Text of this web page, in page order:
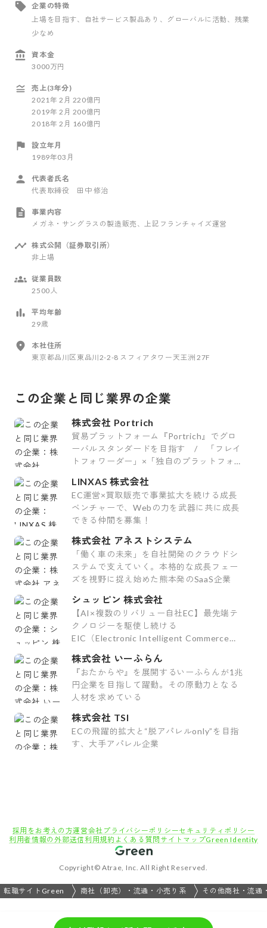
企業の特徴
上場を目指す、自社サービス製品あり 、グローバルに活動 、残業
少なめ
資本金
3000万円
売上(3年分)
2021 年 2 月 220億円
2019年 2 月 200億円
2018年 2 月 160億円
設立年月
1989年03月
代表者氏名
代表取締役 田中 修治
事業内容
メガネ・サングラスの製造販売、上記フランチャイズ運営
株式公開（証券取引所）
非上場
従業員数
2500人
平均年齢
29歳
本社住所
東京都品川区東品川2-2-8 スフィアタワー天王洲 27F
この企業と同じ業界の企業
株式会社 Portrich
貿易プラットフォーム『Portrich』でグロ
ーバルスタンダードを目指す / 「フレイ
トフォワーダー」×「独自のプラットフォー
LINXAS 株式会社
EC運営×買取販売で事業拡大を続ける成長
ベンチャーで、Webの力を武器に共に成長
できる仲間を募集！
株式会社 アネストシステム
「働く車の未来」を自社開発のクラウドシ
ステムで支えていく。本格的な成長フェー
ズを視野に捉え始めた熊本発のSaaS企業
シュッピン 株式会社
【AI×複数のリバリュー自社EC】最先端テ
クノロジーを駆使し続ける
EIC（Electronic Intelligent Commerce）
株式会社 いーふらん
『おたからや』を展開するいーふらんが1兆
円企業を目指して躍動。その原動力となる
人材を求めている
株式会社 TSI
ECの飛躍的拡大と“脱アパレルonly”を目指
す、大手アパレル企業
採用をお考えの方運営会社 プライバシーポリシーセキュリティポリシー
利用者情報の外部送信利用規約 よくある質問 サイトマップGreen Identity
Copyright© Atrae, Inc. All Right Reserved.
転職サイトGreen 商社（卸売）・流通・小売り系 その他商社・流通